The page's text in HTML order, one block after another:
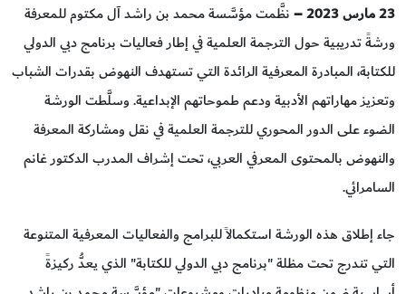
23 مارس 2023 –
نظَّمت مؤسَّسة محمد بن راشد آل مكتوم للمعرفة
ورشةً تدريبية حول الترجمة العلمية في إطار فعاليات برنامج دبي الدولي
للكتابة، المبادرة المعرفية الرائدة التي تستهدف النهوض بقدرات الشباب
وتعزيز مهاراتهم الأدبية ودعم طموحاتهم الإبداعية. وسلَّطت الورشة
الضوء على الدور المحوري للترجمة العلمية في نقل ومشاركة المعرفة
والنهوض بالمحتوى المعرفي العربي، تحت إشراف المدرب الدكتور غانم
السامرائي.
جاء إطلاق هذه الورشة استكمالاً للبرامج والفعاليات المعرفية المتنوعة
التي تندرج تحت مظلة "برنامج دبي الدولي للكتابة" الذي يعدُّ ركيزةً